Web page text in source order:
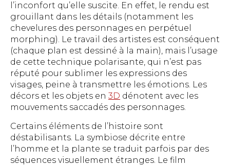
l’inconfort qu’elle suscite. En effet, le rendu est
grouillant dans les détails (notamment les
chevelures des personnages en perpétuel
morphing). Le travail des artistes est conséquent
(chaque plan est dessiné à la main), mais l’usage
de cette technique polarisante, qui n’est pas
réputé pour sublimer les expressions des
visages, peine à transmettre les émotions. Les
décors et les objets en 3D dénotent avec les
mouvements saccadés des personnages.
Certains éléments de l’histoire sont
déstabilisants. La symbiose décrite entre
l’homme et la plante se traduit parfois par des
séquences visuellement étranges. Le film